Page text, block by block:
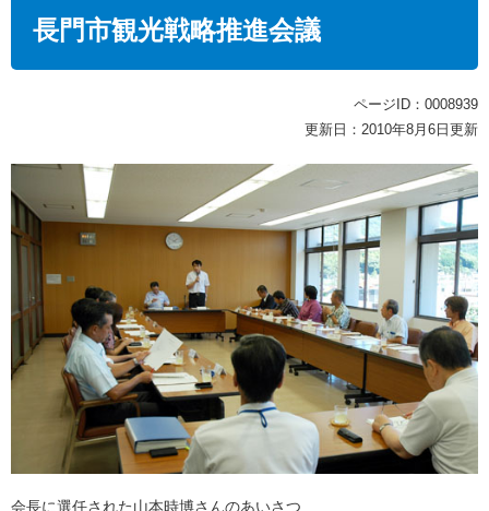
長門市観光戦略推進会議
ページID：0008939
更新日：2010年8月6日更新
会長に選任された山本時博さんのあいさつ